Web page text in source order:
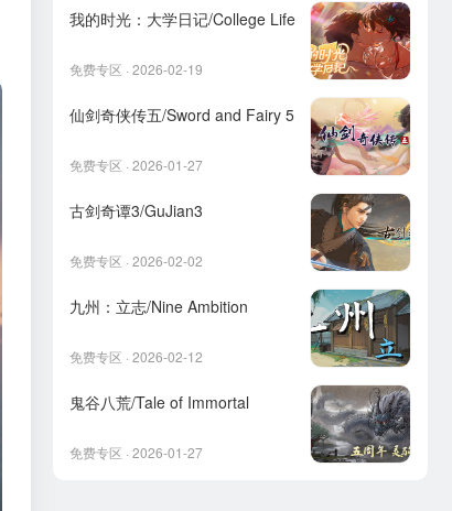
我的时光：大学日记/College Life
免费专区 · 2026-02-19
仙剑奇侠传五/Sword and Fairy 5
免费专区 · 2026-01-27
古剑奇谭3/GuJian3
免费专区 · 2026-02-02
九州：立志/Nine Ambition
免费专区 · 2026-02-12
鬼谷八荒/Tale of Immortal
免费专区 · 2026-01-27